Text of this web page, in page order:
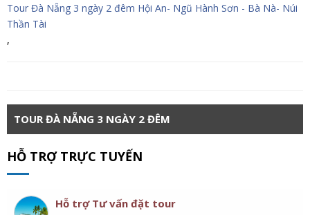
Tour Đà Nẵng 3 ngày 2 đêm Hội An- Ngũ Hành Sơn - Bà Nà- Núi
Thần Tài
,
TOUR ĐÀ NẴNG 3 NGÀY 2 ĐÊM
HỖ TRỢ TRỰC TUYẾN
Hỗ trợ Tư vấn đặt tour